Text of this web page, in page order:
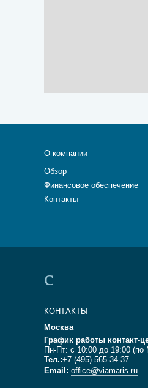
О компании
Обзор
Финансовое обеспечение
Контакты
КОНТАКТЫ
Москва
График работы контакт-
Пн-Пт: с 10:00 до 19:00
Тел.:+7 (495) 565-34-37
Email: office@viamaris.ru